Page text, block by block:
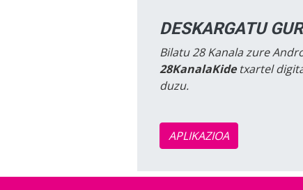
DESKARGATU
Bilatu 28 Kanala zure
28KanalaKidetxartel
duzu.
APLIKAZIOA